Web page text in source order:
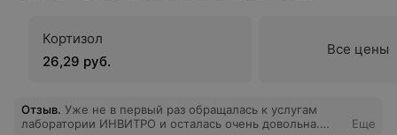
Кортизол
26,29 руб.
Все цены
Отзыв. Уже не в первый раз обращалась к услугам
лаборатории ИНВИТРО и осталась очень довольна.
Еще